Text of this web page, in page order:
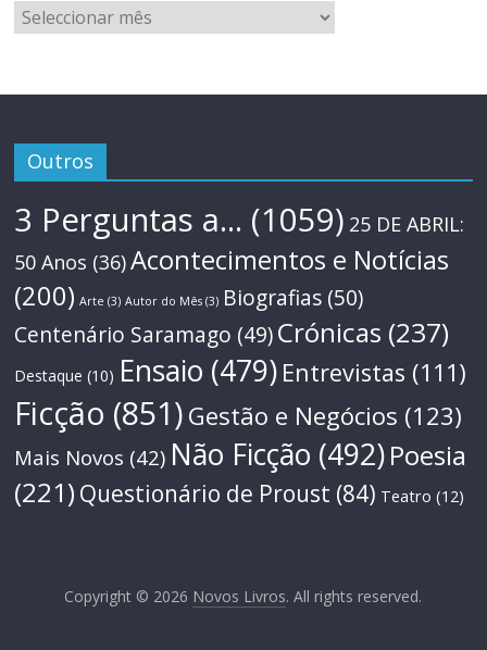
Arquivo
Outros
3 Perguntas a... (1059) 25 DE ABRIL:
50 Anos (36)Acontecimentos e Notícias
(200) Arte (3) Autor do Mês (3) Biografias (50)
Centenário Saramago (49)Crónicas (237)
Destaque (10) Ensaio (479) Entrevistas (111)
Ficção (851) Gestão e Negócios (123)
Mais Novos (42) Não Ficção (492)Poesia
(221) Questionário de Proust (84) Teatro (12)
Copyright © 2026 Novos Livros. All rights reserved.